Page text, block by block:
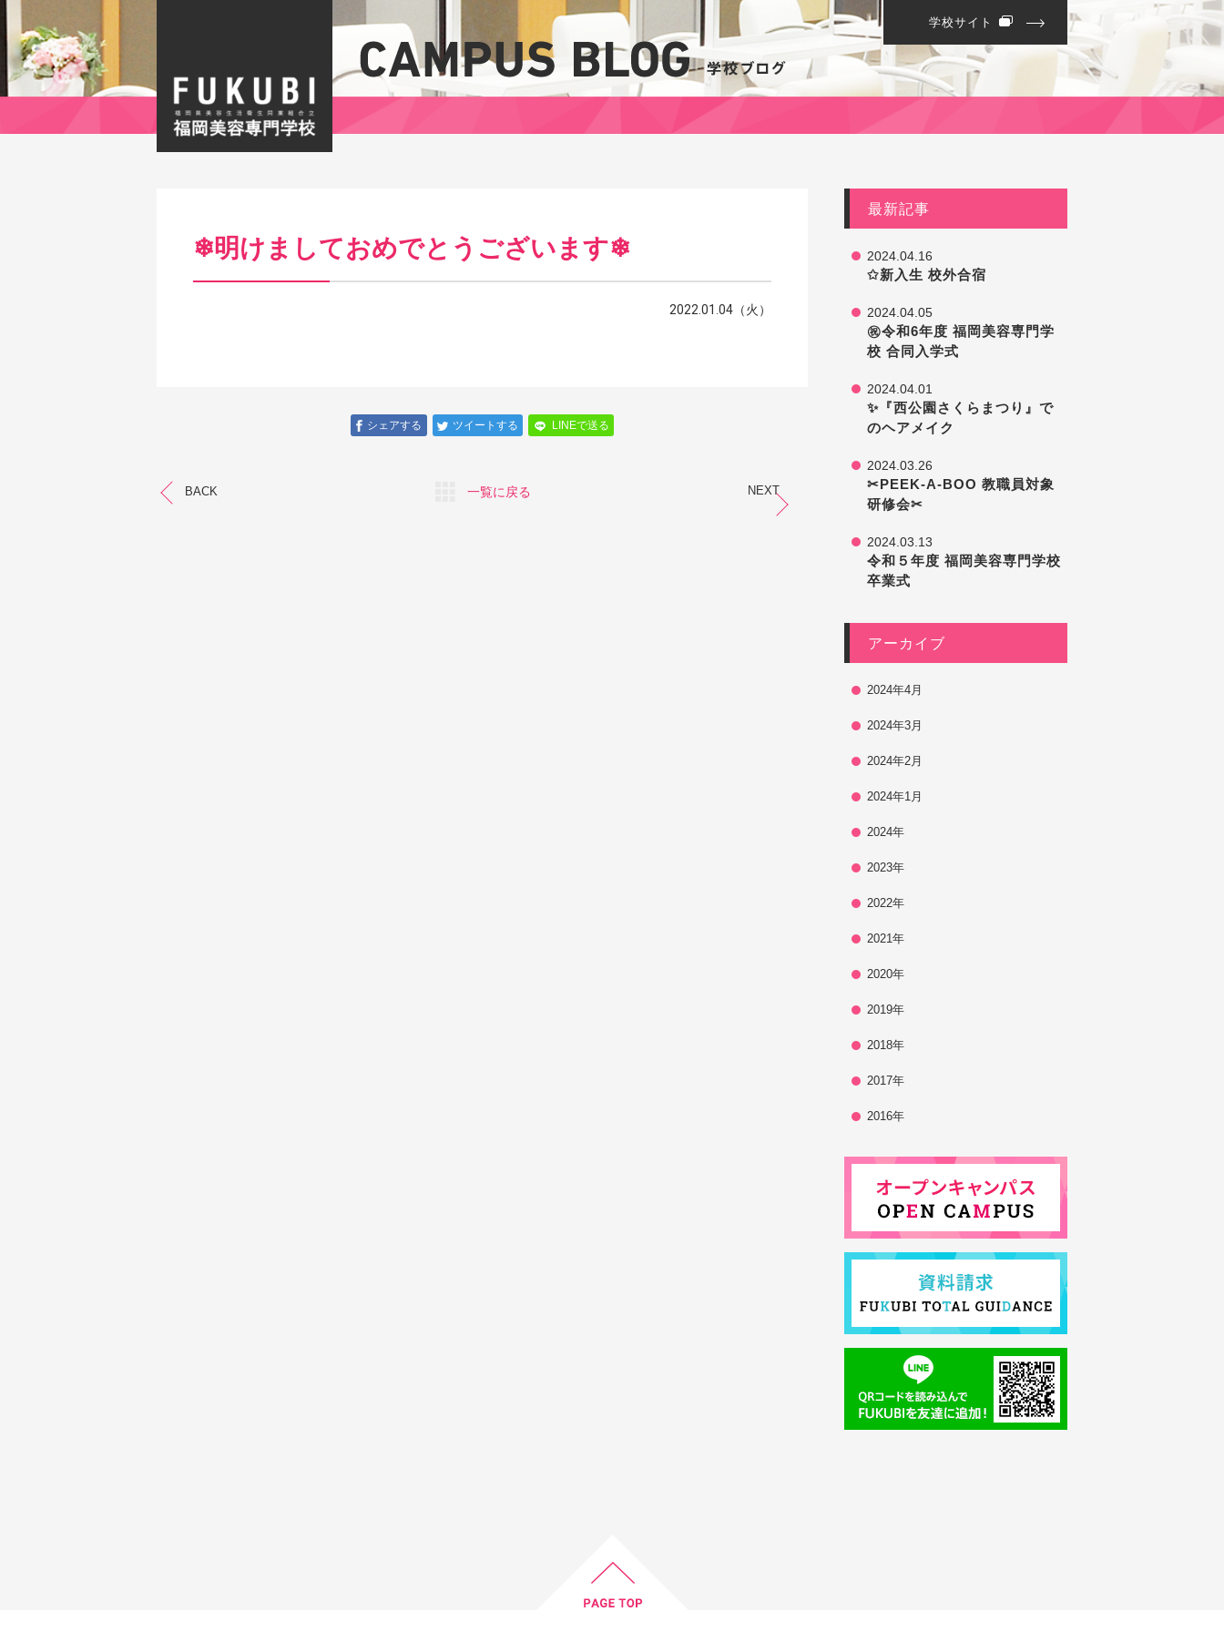
学校サイト
❄︎明けましておめでとうございます❄︎
2022.01.04（火）
シェアする ツイートする LINEで送る
BACK 一覧に戻る NEXT
最新記事
2024.04.16
✩︎新入生 校外合宿
2024.04.05
㊗️令和6年度 福岡美容専門学
校 合同入学式
2024.04.01
✨『西公園さくらまつり』で
のヘアメイク
2024.03.26
✂PEEK-A-BOO 教職員対象
研修会✂
2024.03.13
令和５年度 福岡美容専門学校
卒業式
アーカイブ
2024年4月
2024年3月
2024年2月
2024年1月
2024年
2023年
2022年
2021年
2020年
2019年
2018年
2017年
2016年